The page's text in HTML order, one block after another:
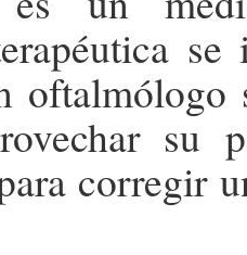
su
corregir